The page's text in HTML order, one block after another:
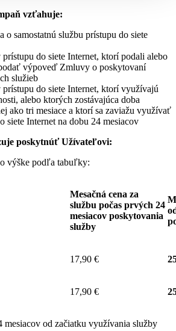
vzťahuje:
o samostatnú službu prístupu do siete
do siete Internet, ktorí podali alebo
výpoveď Zmluvy o poskytovaní
služieb
do siete Internet, ktorí využívajú
alebo ktorých zostávajúca doba
ako tri mesiace a ktorí sa zaviažu využívať
siete Internet na dobu 24 mesiacov
poskytnúť Užívateľovi:
výške podľa tabuľky:
Mesačná cena za
službu počas prvých 24
mesiacov poskytovania
služby
17,90 €
17,90 €
mesiacov od začiatku využívania služby